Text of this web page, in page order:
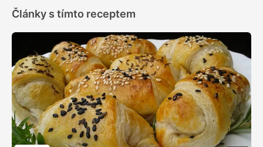
Články s tímto receptem